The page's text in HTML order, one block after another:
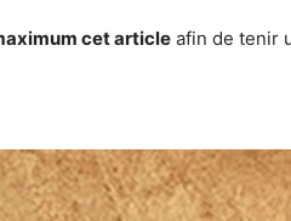
cet article afin de tenir